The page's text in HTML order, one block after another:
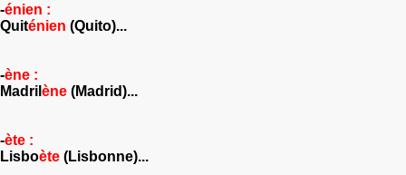
-énien :
Quiténien (Quito)...
-ène :
Madril ène (Madrid)...
-ète :
Lisboète (Lisbonne)...